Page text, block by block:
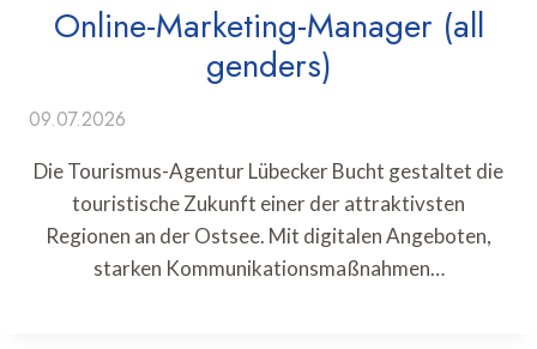
Online-Marketing-Manager (all
genders)
09.07.2026
Die Tourismus-Agentur Lübecker Bucht gestaltet die
touristische Zukunft einer der attraktivsten
Regionen an der Ostsee. Mit digitalen Angeboten,
starken Kommunikationsmaßnahmen…